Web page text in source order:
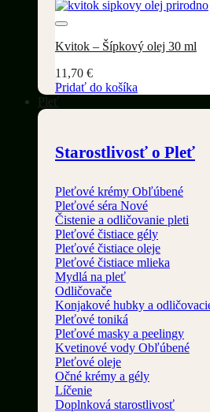
Kvitok – Šípkový olej 30 ml
11,70 €
Pridať do košíka
Pleť
Starostlivosť o Pleť
Pleťové krémy
Pleťové séra
Čistenie a odličovanie pleti
Pleťové čistiace gély
Pleťové čistiace oleje
Pleťové čistiace mlieka
Mydlá na pleť
Odličovače
Konjakové hubky a
Pleťové toniká
Pleťové masky a peelingy
Kvetinové vody
Pleťové oleje
Očné krémy a gély
Líčenie
Doplnková starostlivosť